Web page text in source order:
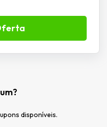
disponíveis.